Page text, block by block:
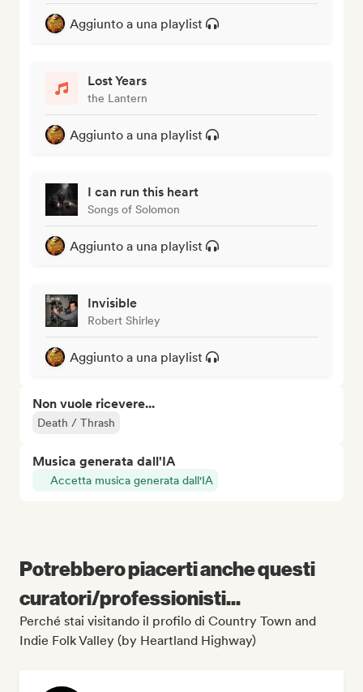
Aggiunto a una playlist
Lost Years
the Lantern
Aggiunto a una playlist
I can run this heart
Songs of Solomon
Aggiunto a una playlist
Invisible
Robert Shirley
Aggiunto a una playlist
Non vuole ricevere...
Death / Thrash
Musica generata dall'IA
Accetta musica generata dall'IA
Potrebbero piacerti anche questi
curatori/professionisti...
Perché stai visitando il profilo di Country Town and
Indie Folk Valley (by Heartland Highway)